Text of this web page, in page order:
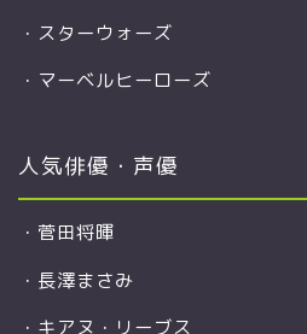
・ スターウォーズ
・ マーベルヒーローズ
人気俳優・声優
・ 菅田将暉
・ 長澤まさみ
・ キアヌ・リーブス